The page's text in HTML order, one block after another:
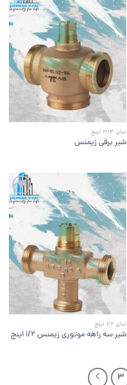
افزودن
علاقه
مندی
ها
سایز 3/4 اینچ
شیر برقی زیمنس
افزودن
علاقه
مندی
ها
سایز 1/2 اینچ
شیر سه راهه موتوری زیمنس ۱/۲ اینچ
3